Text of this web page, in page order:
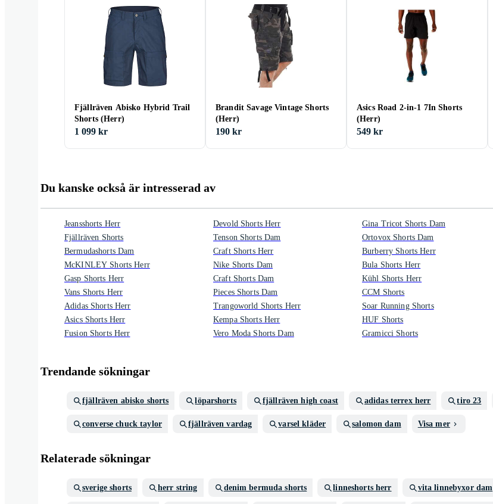
Fjällräven Abisko Hybrid Trail
Shorts (Herr)
1 099 kr
Brandit Savage Vintage Shorts
(Herr)
190 kr
Asics Road 2-in-1 7In Shorts
(Herr)
549 kr
Du kanske också är intresserad av
Jeansshorts Herr
Fjällräven Shorts
Bermudashorts Dam
McKINLEY Shorts Herr
Gasp Shorts Herr
Vans Shorts Herr
Adidas Shorts Herr
Asics Shorts Herr
Fusion Shorts Herr
Devold Shorts Herr
Tenson Shorts Dam
Craft Shorts Herr
Nike Shorts Dam
Craft Shorts Dam
Pieces Shorts Dam
Trangoworld Shorts Herr
Kempa Shorts Herr
Vero Moda Shorts Dam
Gina Tricot Shorts Dam
Ortovox Shorts Dam
Burberry Shorts Herr
Bula Shorts Herr
Kühl Shorts Herr
CCM Shorts
Soar Running Shorts
HUF Shorts
Gramicci Shorts
Trendande sökningar
fjällräven abisko shorts löparshorts fjällräven high coast adidas terrex herr tiro 23
converse chuck taylor fjällräven vardag varsel kläder salomon dam Visa mer
Relaterade sökningar
sverige shorts herr string denim bermuda shorts linneshorts herr vita linnebyxor dam